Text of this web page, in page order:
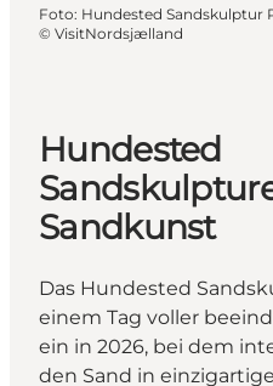
Foto: Hundested Sandskulptur
© VisitNordsjælland
Hundested
Sandkunst
Das Hundested
einem Tag voller
ein in 2026, bei dem
den Sand in